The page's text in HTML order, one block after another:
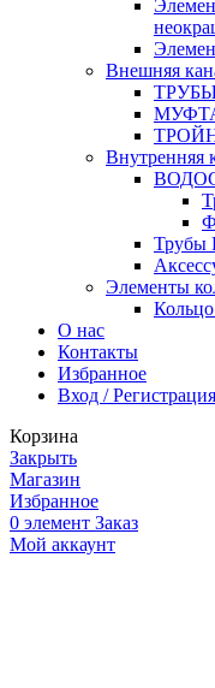
Внешняя
Внутренняя
Трубы
Элементы
О нас
Контакты
Избранное
Вход / Регистрация
Корзина
Закрыть
Магазин
Избранное
0 элемент Заказ
Мой аккаунт